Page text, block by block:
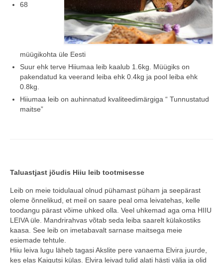
68
müügikohta üle Eesti
Suur ehk terve Hiiumaa leib kaalub 1.6kg. Müügiks on
pakendatud ka veerand leiba ehk 0.4kg ja pool leiba ehk
0.8kg.
Hiiumaa leib on auhinnatud kvaliteedimärgiga “ Tunnustatud
maitse”
Taluastjast jõudis Hiiu leib tootmisesse
Leib on meie toidulaual olnud pühamast püham ja seepärast
oleme õnnelikud, et meil on saare peal oma leivatehas, kelle
toodangu pärast võime uhked olla. Veel uhkemad aga oma HIIU
LEIVA üle. Mandrirahvas võtab seda leiba saarelt külakostiks
kaasa. See leib on imetabavalt sarnase maitsega meie
esiemade tehtule.
Hiiu leiva lugu läheb tagasi Akslite pere vanaema Elvira juurde,
kes elas Kaigutsi külas. Elvira leivad tulid alati hästi välja ja olid